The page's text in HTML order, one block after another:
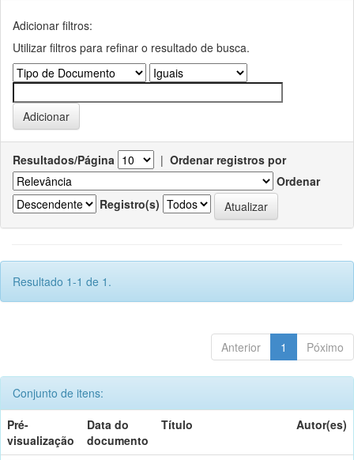
Adicionar filtros:
Utilizar filtros para refinar o resultado de busca.
Resultados/Página | Ordenar registros por
Ordenar
Registro(s)
Resultado 1-1 de 1.
Anterior 1 Póximo
Conjunto de itens:
Pré-
visualização
Data do
documento
Título Autor(es)